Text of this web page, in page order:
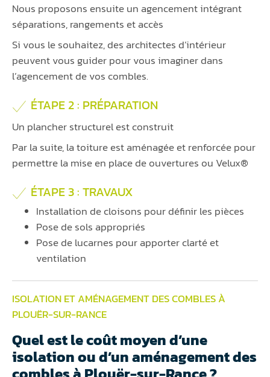
Nous proposons ensuite un agencement intégrant
séparations, rangements et accès
Si vous le souhaitez, des architectes d’intérieur
peuvent vous guider pour vous imaginer dans
l’agencement de vos combles.
ÉTAPE 2 : PRÉPARATION
Un plancher structurel est construit
Par la suite, la toiture est aménagée et renforcée pour
permettre la mise en place de ouvertures ou Velux®
ÉTAPE 3 : TRAVAUX
Installation de cloisons pour définir les pièces
Pose de sols appropriés
Pose de lucarnes pour apporter clarté et
ventilation
ISOLATION ET AMÉNAGEMENT DES COMBLES À
PLOUËR-SUR-RANCE
Quel est le coût moyen d’une
isolation ou d’un aménagement des